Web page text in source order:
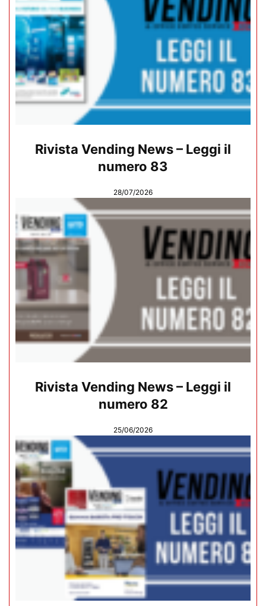
Rivista Vending News – Leggi il
numero 83
28/07/2026
Rivista Vending News – Leggi il
numero 82
25/06/2026